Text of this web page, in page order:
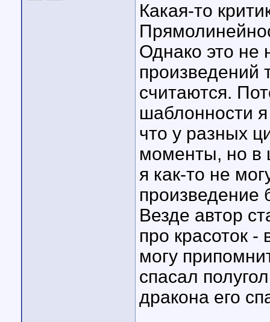
Какая-то
Однако это не
произведений
считаются.
шаблонности
что у разных
моменты, но в
я как-то не
произведение
Везде автор
про красоток
могу
спасал
дракона его